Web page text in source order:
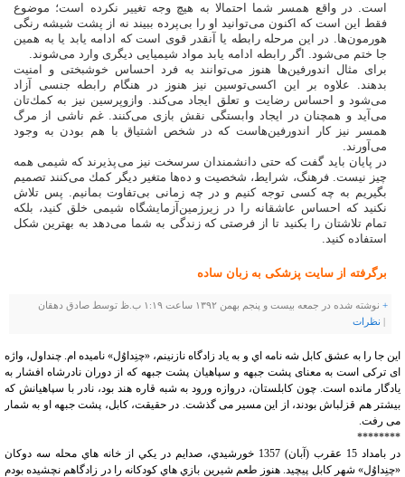
است. در واقع همسر شما احتمالا به هیچ وجه تغییر نكرده است؛ موضوع
فقط این است كه اكنون می‌توانید او را بی‌پرده ببیند نه از پشت شیشه رنگی
هورمون‌ها. در این مرحله رابطه یا آنقدر قوی است كه ادامه یابد یا به همین
جا ختم می‌شود. اگر رابطه ادامه یابد مواد شیمیایی دیگری وارد می‌شوند.
برای مثال اندورفین‌ها هنوز می‌توانند به فرد احساس خوشبختی و امنیت
بدهند. علاوه بر این اكسی‌توسین نیز هنوز در هنگام رابطه جنسی آزاد
می‌شود و احساس رضایت و تعلق ایجاد می‌كند. وازوپرسین نیز به كمك‌تان
می‌آید و همچنان در ایجاد وابستگی نقش بازی می‌كنند. غم ناشی از مرگ
همسر نیز كار اندورفین‌هاست كه در شخص اشتیاق با هم بودن به وجود
می‌آورند.
در پایان باید گفت كه حتی دانشمندان سرسخت نیز می‌پذیرند كه شیمی همه
چیز نیست. فرهنگ، شرایط، شخصیت و ده‌ها متغیر دیگر كمك می‌كنند تصمیم
بگیریم به چه كسی توجه كنیم و در چه زمانی بی‌تفاوت بمانیم. پس تلاش
نكنید كه احساس عاشقانه را در زیرزمین‌آزمایشگاه شیمی خلق كنید، بلكه
تمام تلاشتان را بكنید تا از فرصتی كه زندگی به شما می‌دهد به بهترین شكل
استفاده كنید.
برگرفته از سایت پزشکی به زبان ساده
+
نوشته شده در جمعه بیست و پنجم بهمن ۱۳۹۲ ساعت ۱:۱۹ ب.ظ توسط صادق دهقان
نظرات
اين جا را به عشق كابل شه نامه اي و به ياد زادگاه نازنینم، «چنِداوُل» ناميده ام. چنداول، واژه
ای ترکی است به معنای پشت جبهه و سپاهیان پشت جبهه که از دوران نادرشاه افشار به
یادگار مانده است. چون کابلستان، دروازه ورود به شبه قاره هند بود، نادر با سپاهیانش که
بیشتر هم قزلباش بودند، از این مسیر می گذشت. در حقیقت، کابل، پشت جبهه او به شمار
می رفت.
********
در بامداد 15 عقرب (آبان) 1357 خورشيدي، صدايم در يكي از خانه هاي محله سه دوكان
«چنِداوُل» شهر كابل پيچيد. هنوز طعم شيرين بازي هاي كودكانه را در زادگاهم نچشيده بودم